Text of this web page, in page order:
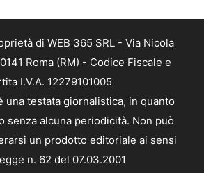
di WEB 365 SRL - Via Nicola
Roma (RM) - Codice Fiscale e
I.V.A. 12279101005
una testata giornalistica, in quanto
senza alcuna periodicità. Non può
un prodotto editoriale ai sensi
n. 62 del 07.03.2001